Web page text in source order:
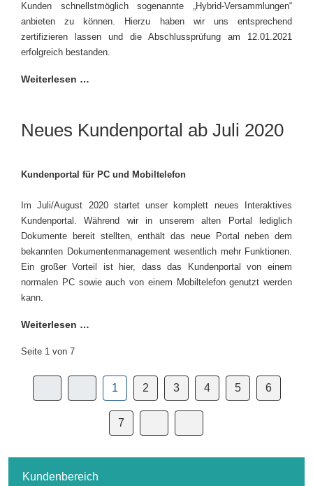
Kunden schnellstmöglich sogenannte „Hybrid-Versammlungen“
anbieten zu können. Hierzu haben wir uns entsprechend
zertifizieren lassen und die Abschlussprüfung am 12.01.2021
erfolgreich bestanden.
Weiterlesen …
Neues Kundenportal ab Juli 2020
Kundenportal für PC und Mobiltelefon
Im Juli/August 2020 startet unser komplett neues Interaktives
Kundenportal. Während wir in unserem alten Portal lediglich
Dokumente bereit stellten, enthält das neue Portal neben dem
bekannten Dokumentenmanagement wesentlich mehr Funktionen.
Ein großer Vorteil ist hier, dass das Kundenportal von einem
normalen PC sowie auch von einem Mobiltelefon genutzt werden
kann.
Weiterlesen …
Seite 1 von 7
1 2 3 4 5 6
7
Kundenbereich